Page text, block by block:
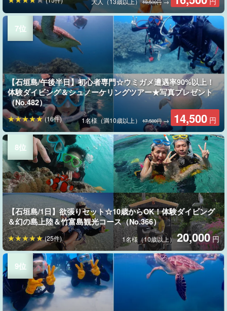
19,500円
【石垣島/午後半日】初心者専門☆ウミガメ遭遇率90%以上！
体験ダイビング＆シュノーケリングツアー★写真プレゼント
（No.482）
1名様（満10歳以上） 17,500円→ 14,500 円
(16件)
【石垣島/1日】欲張りセット☆10歳からOK！体験ダイビング
＆幻の島上陸＆竹富島観光コース（No.366）
1名様（10歳以上）20,000 円
(25件)